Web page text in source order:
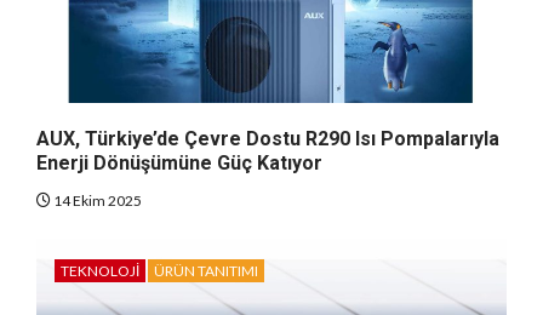
AUX, Türkiye’de Çevre Dostu R290 Isı Pompalarıyla
Enerji Dönüşümüne Güç Katıyor
14 Ekim 2025
TEKNOLOJI ÜRÜN TANITIMI